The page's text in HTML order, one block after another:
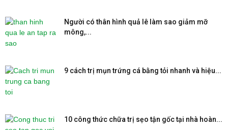
Người có thân hình quả lê làm sao giảm mỡ
mông,...
9 cách trị mụn trứng cá bằng tỏi nhanh và hiệu...
10 công thức chữa trị sẹo tận gốc tại nhà hoàn...